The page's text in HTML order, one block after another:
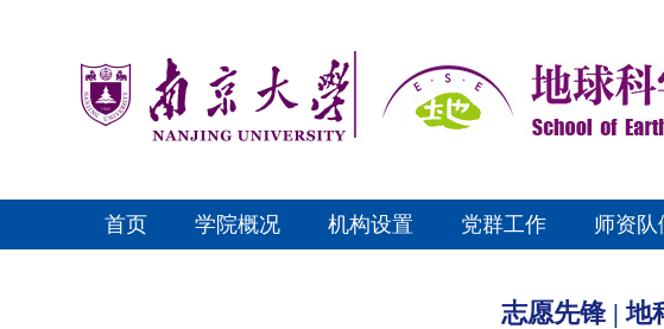
首页 学院概况 机构设置 党群工作 师资队
志愿先锋 | 地